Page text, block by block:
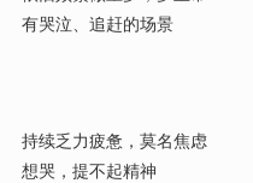
有哭泣、追赶的场景
持续乏力疲惫，莫名焦虑
想哭，提不起精神